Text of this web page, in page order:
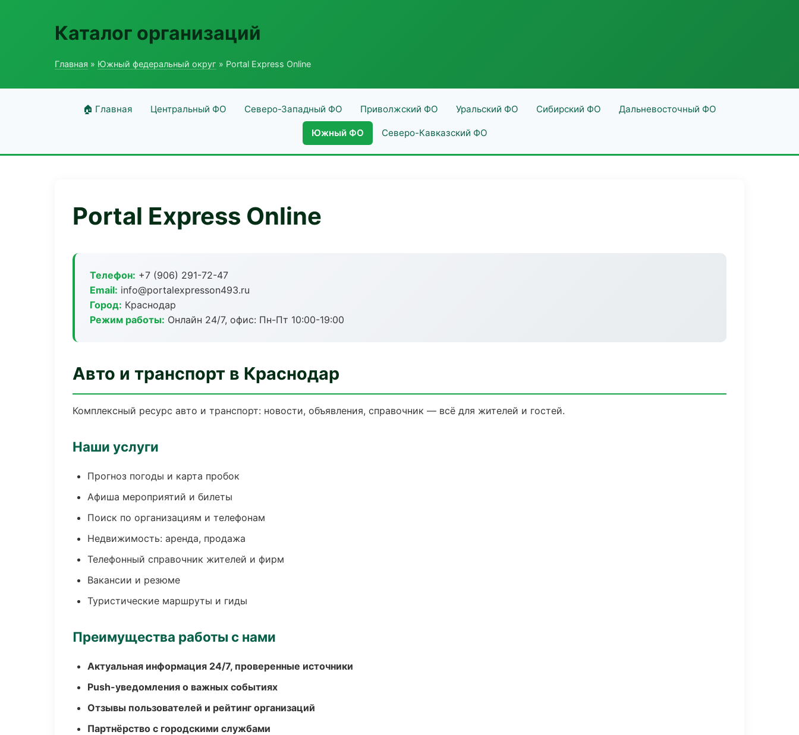
Каталог организаций
Главная » Южный федеральный округ » Portal Express Online
🏠 Главная Центральный ФО Северо-Западный ФО Приволжский ФО Уральский ФО Сибирский ФО Дальневосточный ФО
Южный ФО Северо-Кавказский ФО
Portal Express Online
Телефон: +7 (906) 291-72-47
Email: info@portalexpresson493.ru
Город: Краснодар
Режим работы: Онлайн 24/7, офис: Пн-Пт 10:00-19:00
Авто и транспорт в Краснодар
Комплексный ресурс авто и транспорт: новости, объявления, справочник — всё для жителей и гостей.
Наши услуги
Прогноз погоды и карта пробок
Афиша мероприятий и билеты
Поиск по организациям и телефонам
Недвижимость: аренда, продажа
Телефонный справочник жителей и фирм
Вакансии и резюме
Туристические маршруты и гиды
Преимущества работы с нами
Актуальная информация 24/7, проверенные источники
Push-уведомления о важных событиях
Отзывы пользователей и рейтинг организаций
Партнёрство с городскими службами